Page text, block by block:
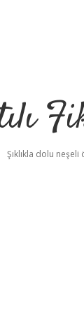
Şıklıkla dolu